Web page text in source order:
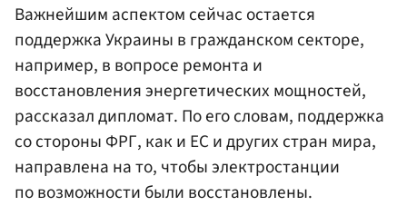
Важнейшим аспектом сейчас остается
поддержка Украины в гражданском секторе,
например, в вопросе ремонта и
восстановления энергетических мощностей,
рассказал дипломат. По его словам, поддержка
со стороны ФРГ, как и ЕС и других стран мира,
направлена на то, чтобы электростанции
по возможности были восстановлены.